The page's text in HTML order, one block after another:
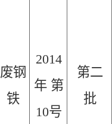
废钢
铁
2014
年 第
10号
第二
批